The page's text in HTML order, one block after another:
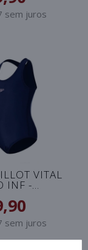
sem juros
VITAL
INF -
sem juros